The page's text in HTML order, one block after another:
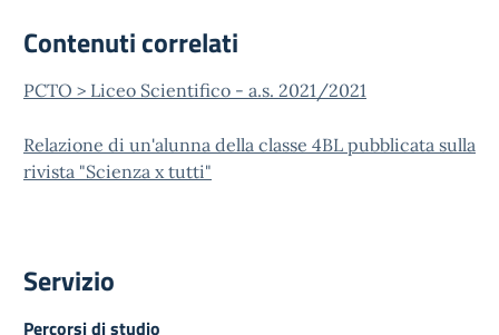
Contenuti correlati
PCTO > Liceo Scientifico - a.s. 2021/2021
Relazione di un'alunna della classe 4BL pubblicata sulla
rivista "Scienza x tutti"
Servizio
Percorsi di studio